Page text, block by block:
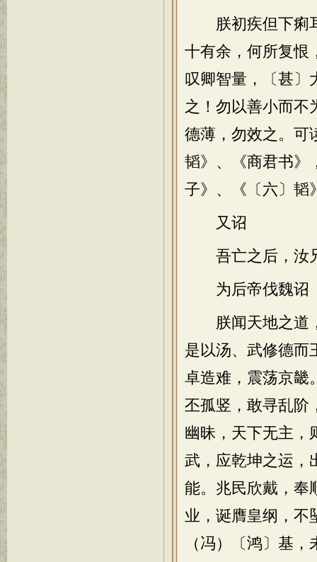
朕初疾但下痢耳
十有余，何所复恨
叹卿智量，〔甚〕
之！勿以善小而不
德薄，勿效之。可
韬》、《商君书》
子》、《〔六〕韬
又诏
吾亡之后，汝兄
为后帝伐魏诏
朕闻天地之道，
是以汤、武修德而
卓造难，震荡京畿
丕孤竖，敢寻乱阶
幽昧，天下无主，
武，应乾坤之运，
能。兆民欣戴，奉
业，诞膺皇纲，不
（冯）〔鸿〕基